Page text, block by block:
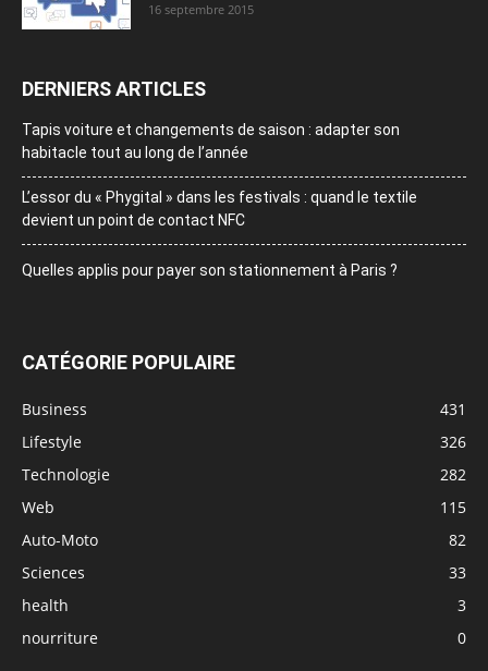
16 septembre 2015
DERNIERS ARTICLES
Tapis voiture et changements de saison : adapter son
habitacle tout au long de l’année
L’essor du « Phygital » dans les festivals : quand le textile
devient un point de contact NFC
Quelles applis pour payer son stationnement à Paris ?
CATÉGORIE POPULAIRE
Business
431
Lifestyle
326
Technologie
282
Web
115
Auto-Moto
82
Sciences
33
health
3
nourriture
0